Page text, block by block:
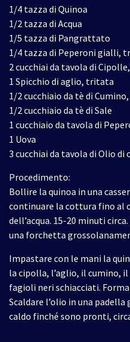
1/4 tazza di Quinoa
1/2 tazza di Acqua
1/5 tazza di Pangrattato
1/4 tazza di Peperoni gialli,
2 cucchiai da tavola di
1 Spicchio di aglio, tritata
1/2 cucchiaio da tè di
1/2 cucchiaio da tè di Sale
1 cucchiaio da tavola di
1 Uova
3 cucchiai da tavola di Olio di
Procedimento:
Bollire la quinoa in una
continuare la cottura fino al
dell’acqua. 15-20 minuti
una forchetta
Impastare con le mani la
la cipolla, l’aglio, il cumino,
fagioli neri schiacciati.
Scaldare l’olio in una
caldo finché sono pronti,